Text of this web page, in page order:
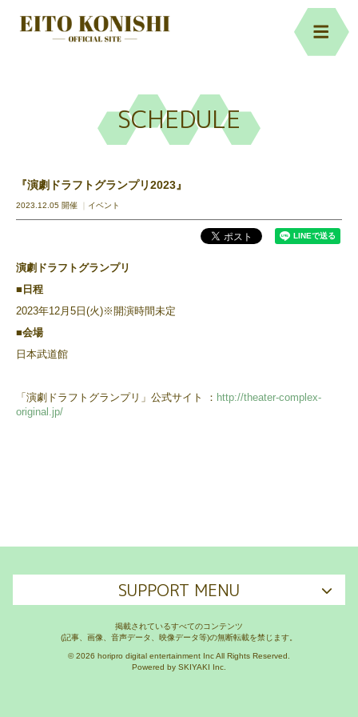
SCHEDULE
『演劇ドラフトグランプリ2023』
2023.12.05 開催 イベント
演劇ドラフトグランプリ
■日程
2023年12月5日(火)※開演時間未定
■会場
日本武道館
「演劇ドラフトグランプリ」公式サイト ： http://theater-complex-
original.jp/
SUPPORT MENU
掲載されているすべてのコンテンツ
(記事、画像、音声データ、映像データ等)の無断転載を禁じます。
© 2026 horipro digital entertainment Inc All Rights Reserved.
Powered by SKIYAKI Inc.